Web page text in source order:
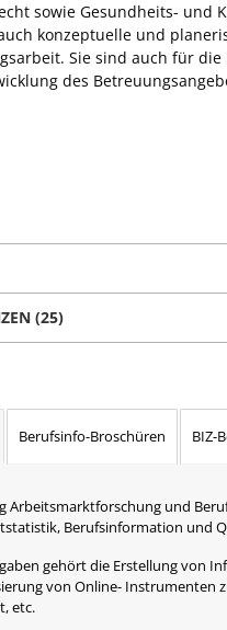
sowie Gesundheits- und
konzeptuelle und
Sie sind auch für
des
(25)
Berufsinfo-Broschüren BIZ-
Arbeitsmarktforschung und
Berufsinformation und
gehört die Erstellung von
von Online- Instrumenten
etc.